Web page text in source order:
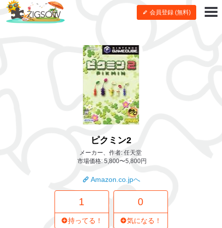
会員登録 (無料)
ピクミン2
メーカー、作者: 任天堂
市場価格: 5,800〜5,800円
Amazon.co.jpへ
1
持ってる！
0
気になる！